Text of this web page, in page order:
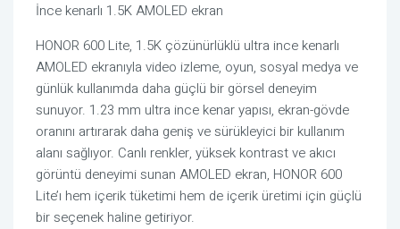
İnce kenarlı 1.5K AMOLED ekran
HONOR 600 Lite, 1.5K çözünürlüklü ultra ince kenarlı
AMOLED ekranıyla video izleme, oyun, sosyal medya ve
günlük kullanımda daha güçlü bir görsel deneyim
sunuyor. 1.23 mm ultra ince kenar yapısı, ekran-gövde
oranını artırarak daha geniş ve sürükleyici bir kullanım
alanı sağlıyor. Canlı renkler, yüksek kontrast ve akıcı
görüntü deneyimi sunan AMOLED ekran, HONOR 600
Lite’ı hem içerik tüketimi hem de içerik üretimi için güçlü
bir seçenek haline getiriyor.